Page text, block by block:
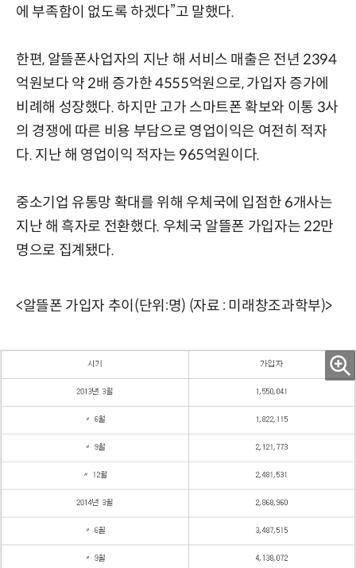
에 부족함이 없도록 하겠다”고 말했다.
한편, 알뜰폰사업자의 지난 해 서비스 매출은 전년 2394
억원보다 약 2배 증가한 4555억원으로, 가입자 증가에
비례해 성장했다. 하지만 고가 스마트폰 확보와 이통 3사
의 경쟁에 따른 비용 부담으로 영업이익은 여전히 적자
다. 지난 해 영업이익 적자는 965억원이다.
중소기업 유통망 확대를 위해 우체국에 입점한 6개사는
지난 해 흑자로 전환했다. 우체국 알뜰폰 가입자는 22만
명으로 집계됐다.
<알뜰폰 가입자 추이(단위:명) (자료 : 미래창조과학부)>